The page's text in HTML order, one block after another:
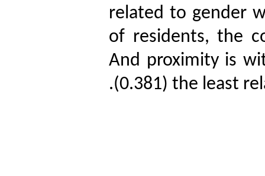
related to gender
of residents, the
And proximity is
the least
(0.381).